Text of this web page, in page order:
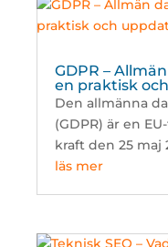
GDPR –
en praktisk
Den allmänna
(GDPR) är en
kraft den 25 maj
läs mer